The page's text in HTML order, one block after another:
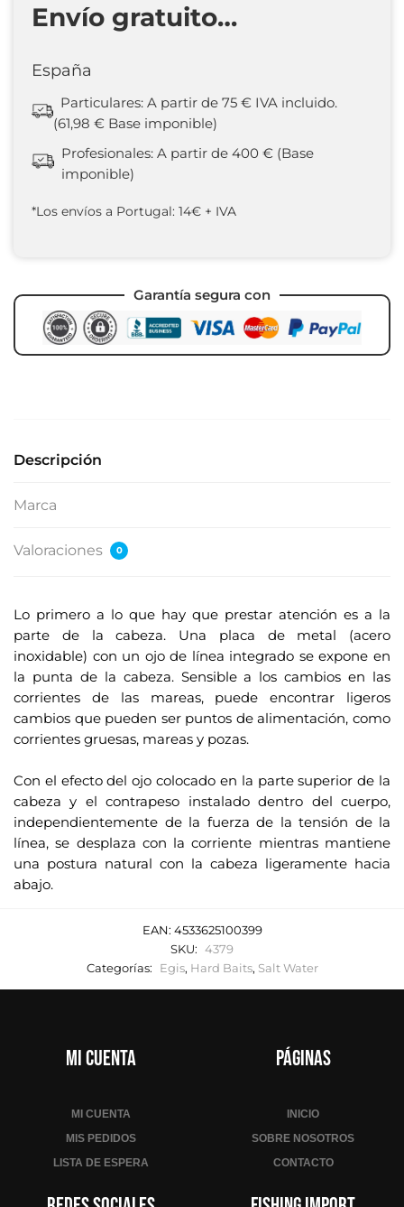
Envío gratuito…
España
Particulares: A partir de 75 € IVA incluido.
(61,98 € Base imponible)
Profesionales: A partir de 400 € (Base
imponible)
*Los envíos a Portugal: 14€ + IVA
Garantía segura con
Descripción
Marca
Valoraciones 0
Lo primero a lo que hay que prestar atención es a la
parte de la cabeza. Una placa de metal (acero
inoxidable) con un ojo de línea integrado se expone en
la punta de la cabeza. Sensible a los cambios en las
corrientes de las mareas, puede encontrar ligeros
cambios que pueden ser puntos de alimentación, como
corrientes gruesas, mareas y pozas.
Con el efecto del ojo colocado en la parte superior de la
cabeza y el contrapeso instalado dentro del cuerpo,
independientemente de la fuerza de la tensión de la
línea, se desplaza con la corriente mientras mantiene
una postura natural con la cabeza ligeramente hacia
abajo.
EAN: 4533625100399
SKU: 4379
Categorías:
Egis, Hard Baits, Salt Water
Mi cuenta
MI CUENTA
MIS PEDIDOS
LISTA DE ESPERA
Páginas
INICIO
SOBRE NOSOTROS
CONTACTO